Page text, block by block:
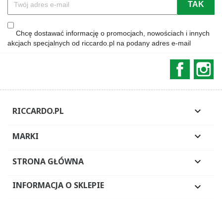
Chcę dostawać informację o promocjach, nowościach i innych
akcjach specjalnych od riccardo.pl na podany adres e-mail
RICCARDO.PL 
MARKI 
STRONA GŁÓWNA 
INFORMACJA O SKLEPIE 